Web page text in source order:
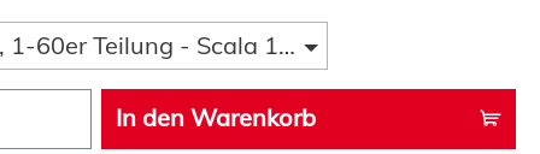
1-60er Teilung - Scala 1-15
In den Warenkorb